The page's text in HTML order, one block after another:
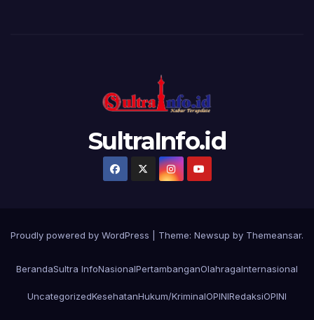
SultraInfo.id
Proudly powered by WordPress Theme: Newsup by Themeansar.
BerandaSultra InfoNasionalPertambanganOlahragaInternasional
UncategorizedKesehatanHukum/KriminalOPINIRedaksiOPINI